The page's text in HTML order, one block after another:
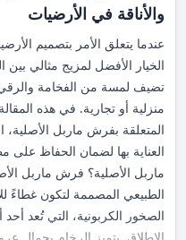
والأناقة في الأرضيات
عندما يتعلق الأمر بتصميم
الخيار الأفضل لمزيج مثالي بين
تضيف لمسة من الفخامة
منزلية أو تجارية. في هذه
المتعلقة بفرش ماربل الأصلية،
العناية بها لضمان الحفاظ
ماربل الأصلية؟ فرش ماربل
الطبيعي المصممة لتكون غطاءً
الصخور الكربونية، التي تُعد أحد